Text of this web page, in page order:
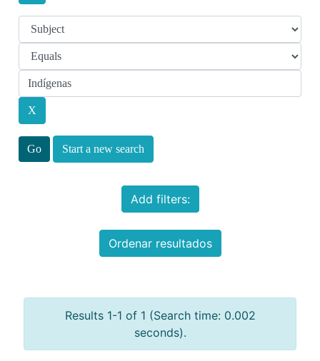
Start a new search
Add filters:
Ordenar resultados
Results 1-1 of 1 (Search time: 0.002
seconds).